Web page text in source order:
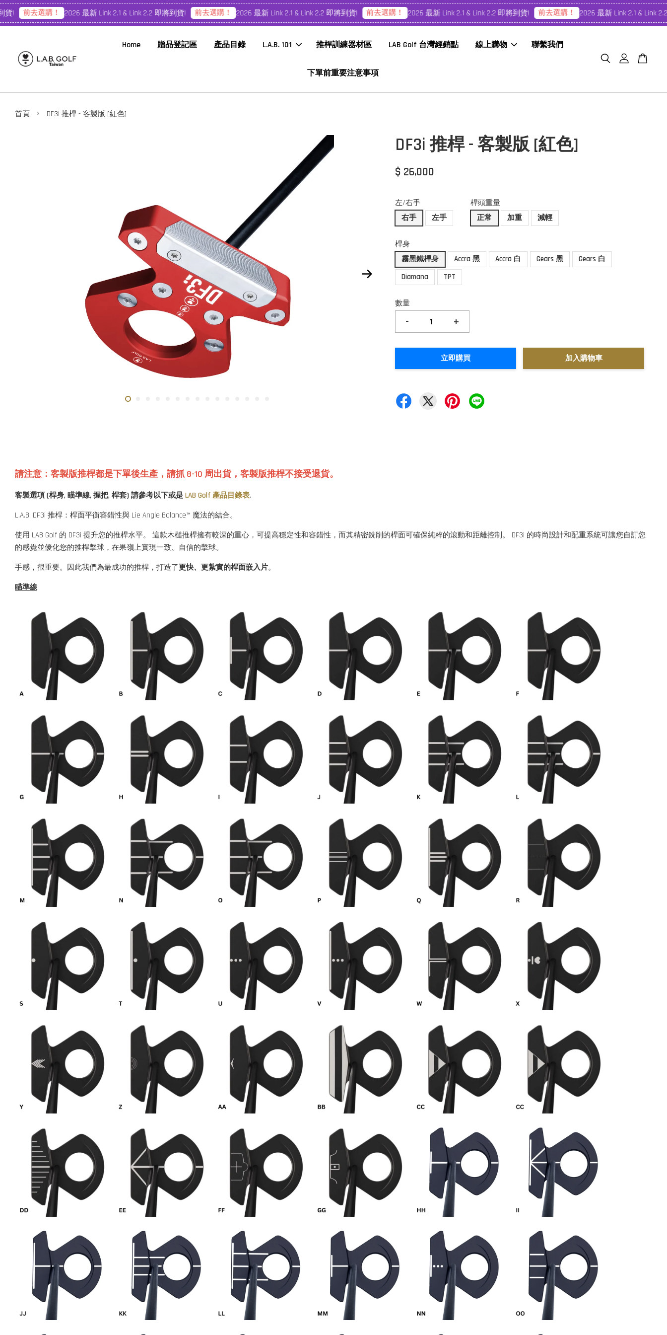
前去選購！ 2026 最新 Link 2.1 & Link 2.2 即將到貨! 前去選購！ 2026 最新 Link 2.1 & Link 2.2 即將到貨! 前去選購！ 2026 最新 Link 2.1 & Link 2.2 即將到貨! 前去選購！ 2026 最新 Link 2.1 & Link 2.2 即
Home 贈品登記區 產品目錄 L.A.B. 101 推桿訓練器材區 LAB Golf 台灣經銷點 線上購物 聯繫我們
下單前重要注意事項
首頁 › DF3i 推桿 - 客製版 [紅色]
DF3i 推桿 - 客製版 [紅色]
$ 26,000
左/右手
右手
左手
桿頭重量
正常
加重 減輕
桿身
霧黑鐵桿身
Accra 黑 Accra 白 Gears 黑
Gears 白
Diamana
TPT
數量
- +
立即購買 加入購物車
請注意：客製版推桿都是下單後生產 ， 請抓 8-10 周出貨，客製版推桿不接受退貨。
客製選項 (桿身, 瞄準線, 握把, 桿套) 請參考以下或是 LAB Golf 產品目錄表.
L.A.B. DF3i 推桿：桿面平衡容錯性與 Lie Angle Balance™ 魔法的結合。
使用 LAB Golf 的 DF3i 提升您的推桿水平。 這款木槌推桿擁有較深的重心，可提高穩定性和容錯性，而其精密銑削的桿面可確保純粹的滾動和距離控制。 DF3i 的時尚設計和配重系統可讓您自訂您
的感覺並優化您的推桿擊球，在果嶺上實現一致、自信的擊球。
手感，很重要。因此我們為最成功的推桿，打造了更快、更紮實的桿面嵌入片。
瞄準線